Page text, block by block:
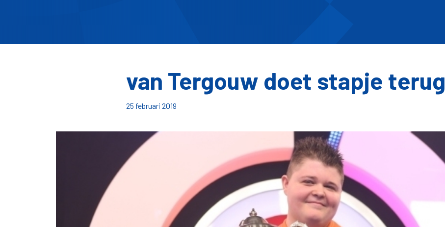
van Tergouw doet stapje terug
25 februari 2019